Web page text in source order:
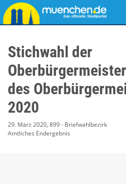
Stichwahl der
des
2020
29. März 2020, 899 - Briefwahlbezirk
Amtliches Endergebnis